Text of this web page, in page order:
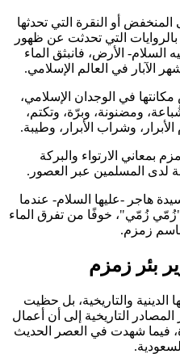
أو النقرة التي تحدثها
التي تحدثت عن ظهور
الأرض، فانبثق الماء
الآبار في العالم الإسلامي.
في الوجدان الإسلامي،
ومضنونة، وبرّة، وتكتم،
وشراب الأبرار، وطيبة.
بمعاني الارتواء والبركة
لدى المسلمين عبر العصور.
هاجر -عليها السلام- عندما
زُمّي"، خوفًا من تفرق الماء
زمزم.
بئر زمزم
الدينية والتاريخية، بل حظيت
التاريخية إلى أن أعمال
فيما شهدت في العصر الحديث